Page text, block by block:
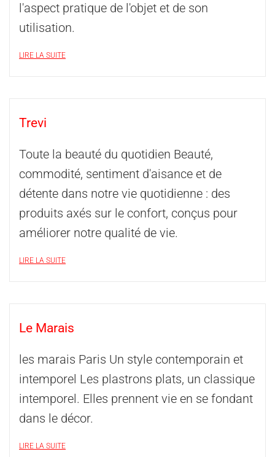
l'aspect pratique de l'objet et de son
utilisation.
LIRE LA SUITE
Trevi
Toute la beauté du quotidien Beauté,
commodité, sentiment d'aisance et de
détente dans notre vie quotidienne : des
produits axés sur le confort, conçus pour
améliorer notre qualité de vie.
LIRE LA SUITE
Le Marais
les marais Paris Un style contemporain et
intemporel Les plastrons plats, un classique
intemporel. Elles prennent vie en se fondant
dans le décor.
LIRE LA SUITE